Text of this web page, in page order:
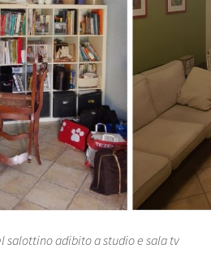
salottino adibito a studio e sala tv